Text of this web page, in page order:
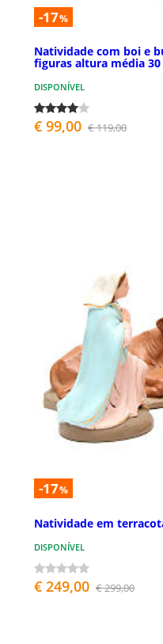
-17%
Natividade com boi e
figuras altura média 30
DISPONÍVEL
€ 99,00 € 119,00
-17%
Natividade em
DISPONÍVEL
€ 249,00 € 299,00